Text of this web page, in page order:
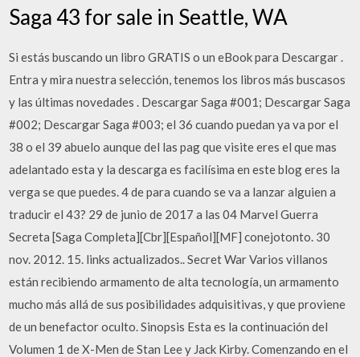
Saga 43 for sale in Seattle, WA
Si estás buscando un libro GRATIS o un eBook para Descargar .
Entra y mira nuestra selección, tenemos los libros más buscasos
y las últimas novedades . Descargar Saga #001; Descargar Saga
#002; Descargar Saga #003; el 36 cuando puedan ya va por el
38 o el 39 abuelo aunque del las pag que visite eres el que mas
adelantado esta y la descarga es facilísima en este blog eres la
verga se que puedes. 4 de para cuando se va a lanzar alguien a
traducir el 43? 29 de junio de 2017 a las 04 Marvel Guerra
Secreta [Saga Completa][Cbr][Español][MF] conejotonto. 30
nov. 2012. 15. links actualizados.. Secret War Varios villanos
están recibiendo armamento de alta tecnología, un armamento
mucho más allá de sus posibilidades adquisitivas, y que proviene
de un benefactor oculto. Sinopsis Esta es la continuación del
Volumen 1 de X-Men de Stan Lee y Jack Kirby. Comenzando en el